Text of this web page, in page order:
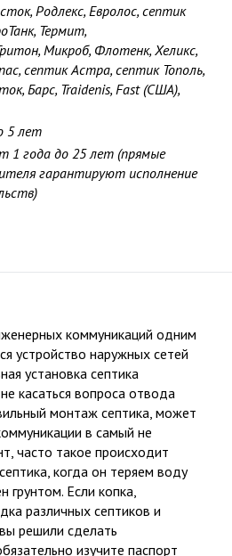
Родлекс, Евролос, септик
Термит,
Микроб, Флотенк, Хеликс,
септик Астра, септик Тополь,
Барс, Traidenis, Fast (США),
5 лет
1 года до 25 лет (прямые
гарантируют исполнение
коммуникаций одним
устройство наружных сетей
установка септика
касаться вопроса отвода
монтаж септика, может
в самый не
часто такое происходит
когда он теряем воду
грунтом. Если копка,
различных септиков и
решили сделать
изучите паспорт